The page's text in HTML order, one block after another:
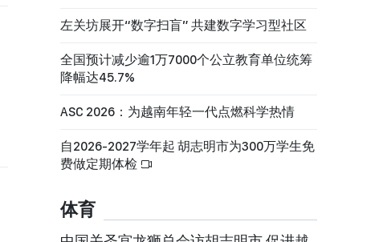
左关坊展开“数字扫盲” 共建数字学习型社区
全国预计减少逾1万7000个公立教育单位统筹
降幅达45.7%
ASC 2026：为越南年轻一代点燃科学热情
自2026-2027学年起 胡志明市为300万学生免
费做定期体检
体育